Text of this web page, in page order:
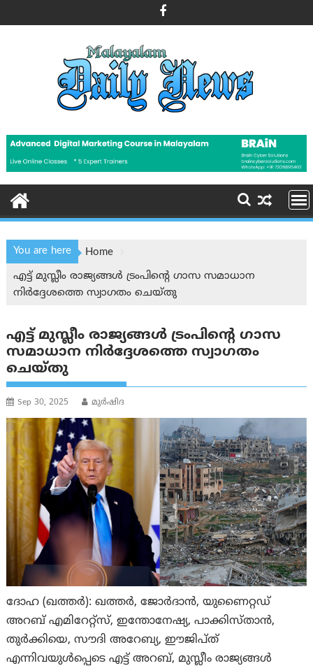
to
You are here
Home
എട്ട് മുസ്ലീം രാജ്യങ്ങൾ ട്രംപിന്റെ ഗാസ സമാധാന
നിർദ്ദേശത്തെ സ്വാഗതം ചെയ്തു
എട്ട് മുസ്ലീം രാജ്യങ്ങൾ ട്രംപിന്റെ ഗാസ
സമാധാന നിർദ്ദേശത്തെ സ്വാഗതം
ചെയ്തു
Sep 30, 2025 മുര്‍ഷിദ
ദോഹ (ഖത്തര്‍): ഖത്തർ, ജോർദാൻ, യുണൈറ്റഡ്
അറബ് എമിറേറ്റ്സ്, ഇന്തോനേഷ്യ, പാക്കിസ്താന്‍,
തുർക്കിയെ, സൗദി അറേബ്യ, ഈജിപ്ത്
എന്നിവയുൾപ്പെടെ എട്ട് അറബ്, മുസ്ലീം രാജ്യങ്ങൾ